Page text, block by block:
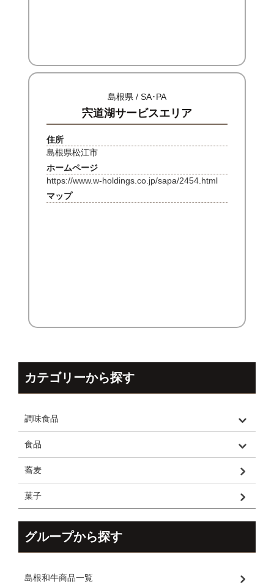
島根県 / SA･PA
宍道湖サービスエリア
住所
島根県松江市
ホームページ
https://www.w-holdings.co.jp/sapa/2454.html
マップ
カテゴリーから探す
調味食品
食品
蕎麦
菓子
グループから探す
島根和牛商品一覧